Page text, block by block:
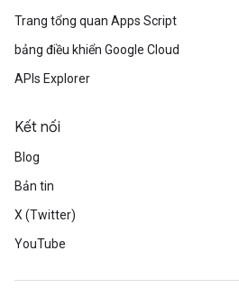
Trang tổng quan Apps Script
bảng điều khiển Google Cloud
APIs Explorer
Kết nối
Blog
Bản tin
X (Twitter)
YouTube